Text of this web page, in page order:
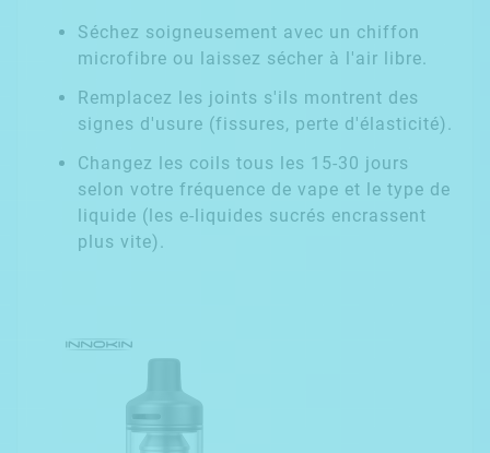
Séchez soigneusement avec un chiffon
microfibre ou laissez sécher à l'air libre.
Remplacez les joints s'ils montrent des
signes d'usure (fissures, perte d'élasticité).
Changez les coils tous les 15-30 jours
selon votre fréquence de vape et le type de
liquide (les e-liquides sucrés encrassent
plus vite).